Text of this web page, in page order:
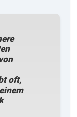
oft,